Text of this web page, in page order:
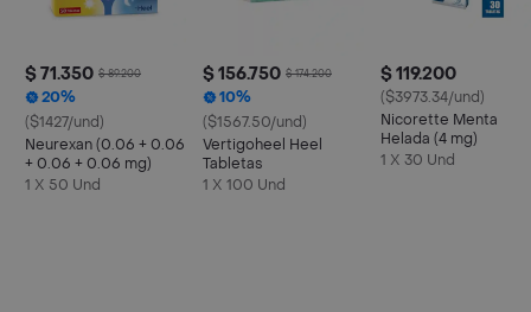
$ 71.350 $ 89.200
20%
($1427/und)
Neurexan (0.06 + 0.06
+ 0.06 + 0.06 mg)
1 X 50 Und
$ 156.750 $ 174.200
10%
($1567.50/und)
Vertigoheel Heel
Tabletas
1 X 100 Und
$ 119.200
($3973.34/und)
Nicorette Menta
Helada (4 mg)
1 X 30 Und